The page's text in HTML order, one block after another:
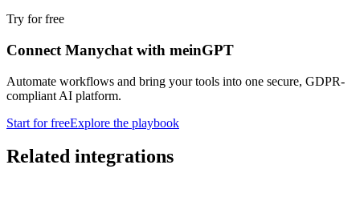
Try for free
Connect Manychat with meinGPT
Automate workflows and bring your tools into one secure, GDPR-
compliant AI platform.
Start for freeExplore the playbook
Related integrations